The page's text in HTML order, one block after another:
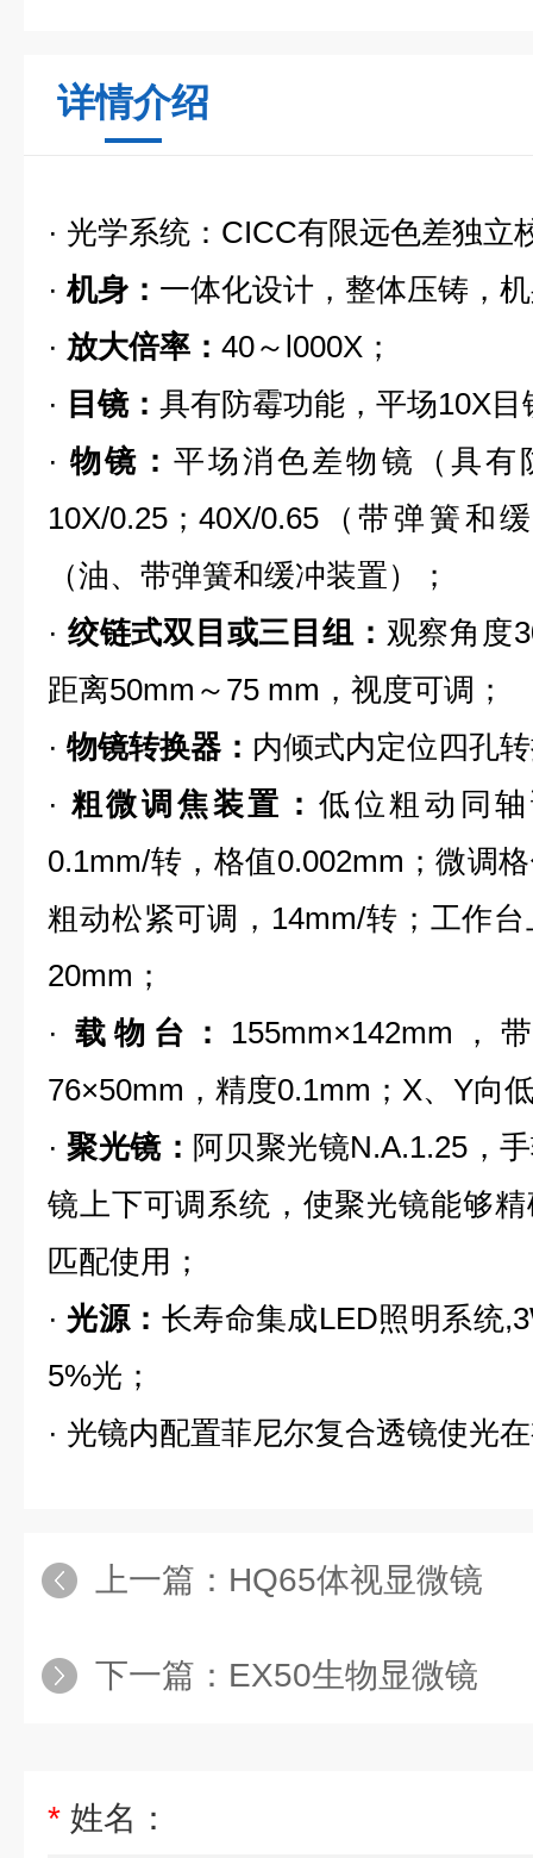
详情介绍
· 光学系统： CICC有限远色差独立
· 机身： 一体化设计，整体压铸，
· 放大倍率： 40～l000X；
· 目镜： 具有防霉功能，平场10X
·物镜：平场消色差物镜（具有
10X/0.25；40X/0.65（带弹簧和
（油、带弹簧和缓冲装置）；
· 绞链式双目或三目组： 观察角度
距离50mm～75 mm，视度可调；
· 物镜转换器： 内倾式内定位四孔
· 粗微调焦装置： 低位粗动同
0.1mm/转，格值0.002mm；微调
粗动松紧可调，14mm/转；工作
20mm；
· 载物台： 155mm×142mm
76×50mm，精度0.1mm；X、Y向
·聚光镜： 阿贝聚光镜N.A.1.25，
镜上下可调系统，使聚光镜能够
匹配使用；
· 光源： 长寿命集成LED照明系统
5%光；
· 光镜内配置菲尼尔复合透镜使光
上一篇： HQ65体视显微镜
下一篇： EX50生物显微镜
* 姓名：